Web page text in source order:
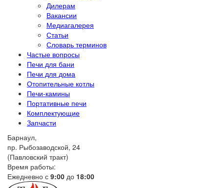
Дилерам
Вакансии
Медиагалерея
Статьи
Словарь терминов
Частые вопросы
Печи для бани
Печи для дома
Отопительные котлы
Печи-камины
Портативные печи
Комплектующие
Запчасти
Барнаул,
пр. Рыбозаводской, 24
(Павловский тракт)
Время работы:
Ежедневно с 9:00 до 18:00